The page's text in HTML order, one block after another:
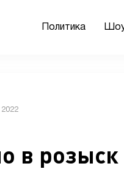
Политика
2022
в розыск